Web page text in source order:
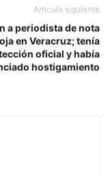
Artículo siguiente
a periodista de nota
en Veracruz; tenía
oficial y había
hostigamiento